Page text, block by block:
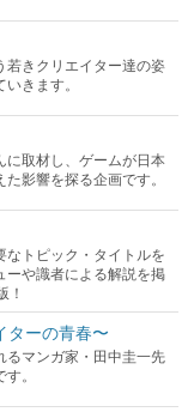
若きクリエイター達の姿
きます。
に取材し、ゲームが日本
影響を探る企画です。
なトピック・タイトルを
ーや識者による解説を掲
！
ターの青春〜
るマンガ家・田中圭一先
。